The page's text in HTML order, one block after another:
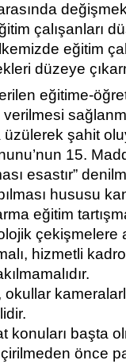
çalışanları
eğitim
düzeye
eğitime-
üzülerek şahit
15.
esastır”
hususu
eğitim
çekişmelere
hizmetli
konuları başta
önce